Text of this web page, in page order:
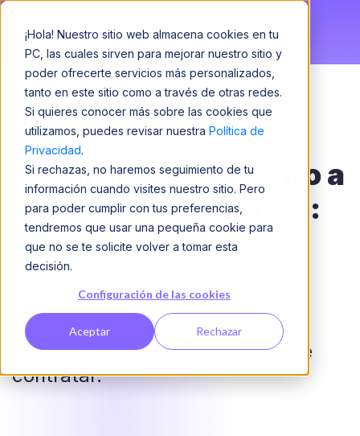
¡Hola! Nuestro sitio web almacena cookies en tu
PC, las cuales sirven para mejorar nuestro sitio y
poder ofrecerte servicios más personalizados,
tanto en este sitio como a través de otras redes.
Si quieres conocer más sobre las cookies que
utilizamos, puedes revisar nuestra Política de
Privacidad.
Si rechazas, no haremos seguimiento de tu
información cuando visites nuestro sitio. Pero
para poder cumplir con tus preferencias,
tendremos que usar una pequeña cookie para
que no se te solicite volver a tomar esta
decisión.
Configuración de las cookies
Aceptar Rechazar
ContrataTalana
por primera vez junto a
Mundo Achsy obtén:
✅10% de dscto.
permanencia con nosotros.
2 meses gratisal momento de
contratar.